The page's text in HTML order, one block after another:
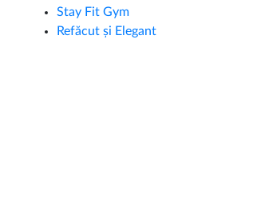
Stay Fit Gym
Refăcut și Elegant